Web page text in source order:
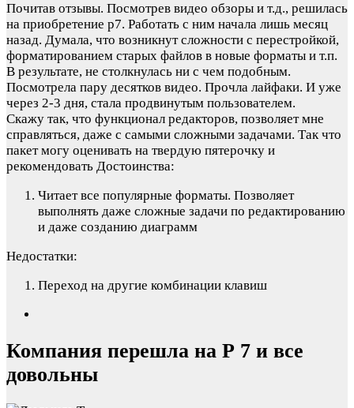
Почитав отзывы. Посмотрев видео обзоры и т.д., решилась
на приобретение р7. Работать с ним начала лишь месяц
назад. Думала, что возникнут сложности с перестройкой,
форматированием старых файлов в новые форматы и т.п.
В результате, не столкнулась ни с чем подобным.
Посмотрела пару десятков видео. Прочла лайфаки. И уже
через 2-3 дня, стала продвинутым пользователем.
Скажу так, что функционал редакторов, позволяет мне
справляться, даже с самыми сложными задачами. Так что
пакет могу оценивать на твердую пятерочку и
рекомендовать Достоинства:
Читает все популярные форматы. Позволяет
выполнять даже сложные задачи по редактированию
и даже созданию диаграмм
Недостатки:
Переход на другие комбинации клавиш
Компания перешла на Р 7 и все
довольны